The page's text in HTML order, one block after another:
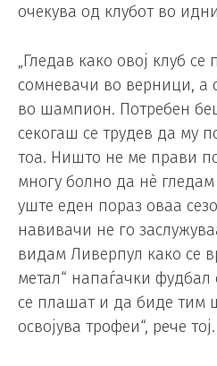
очекува од клубот во
„Гледав како овој клуб се
сомневачи во верници, а
во шампион. Потребен
секогаш се трудев да му
тоа. Ништо не ме прави
многу болно да нè
уште еден пораз оваа
навивачи не го
видам Ливерпул како се
метал“ напаѓачки
се плашат и да биде тим
освојува трофеи“, рече